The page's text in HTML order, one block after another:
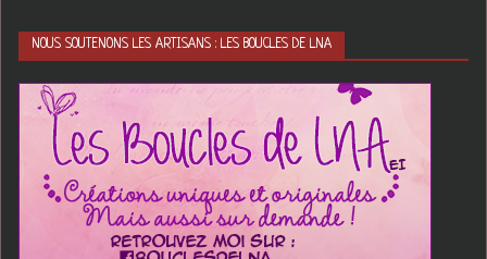
NOUS SOUTENONS LES ARTISANS : LES BOUCLES DE LNA